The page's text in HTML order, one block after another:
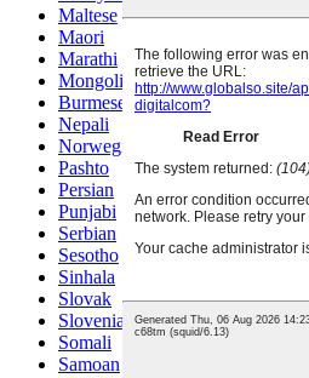
Maltese
Maori
Marathi
Mongolian
Burmese
Nepali
Norwegian
Pashto
Persian
Punjabi
Serbian
Sesotho
Sinhala
Slovak
Slovenian
Somali
Samoan